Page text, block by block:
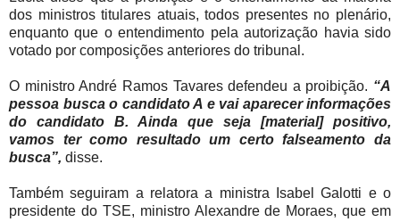
dos ministros titulares atuais, todos presentes no plenário,
enquanto que o entendimento pela autorização havia sido
votado por composições anteriores do tribunal.
O ministro André Ramos Tavares defendeu a proibição. “A
pessoa busca o candidato A e vai aparecer informações
do candidato B. Ainda que seja [material] positivo,
vamos ter como resultado um certo falseamento da
busca”, disse.
Também seguiram a relatora a ministra Isabel Galotti e o
presidente do TSE, ministro Alexandre de Moraes, que em